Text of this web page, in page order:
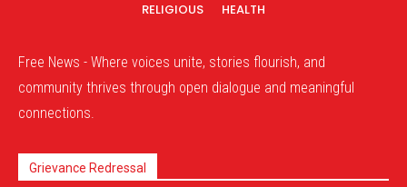
RELIGIOUS
HEALTH
Free News - Where voices unite, stories flourish, and
community thrives through open dialogue and meaningful
connections.
Grievance Redressal